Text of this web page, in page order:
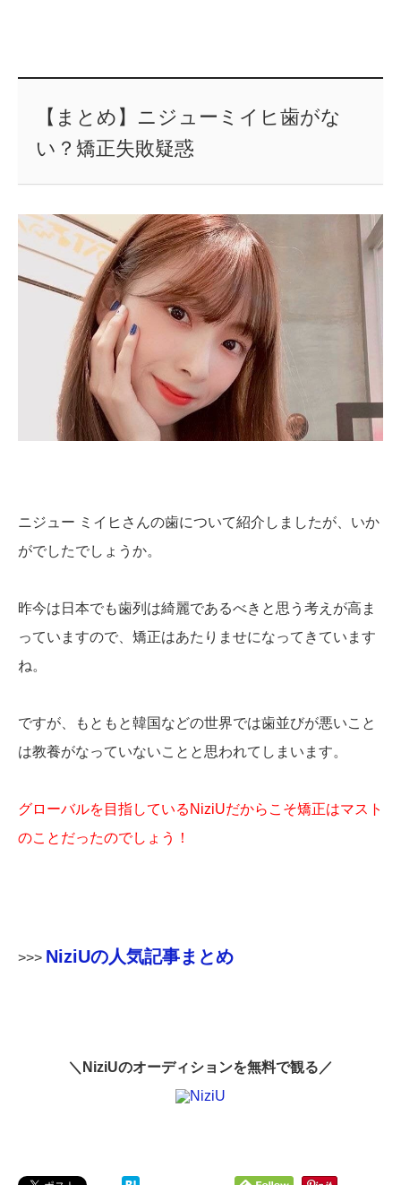
【まとめ】ニジューミイヒ歯がな
い？矯正失敗疑惑
ニジュー ミイヒさんの歯について紹介しましたが、いか
がでしたでしょうか。
昨今は日本でも歯列は綺麗であるべきと思う考えが高ま
っていますので、矯正はあたりませになってきています
ね。
ですが、もともと韓国などの世界では歯並びが悪いこと
は教養がなっていないことと思われてしまいます。
グローバルを目指しているNiziUだからこそ矯正はマスト
のことだったのでしょう！
>>> NiziUの人気記事まとめ
＼NiziUのオーディションを無料で観る／